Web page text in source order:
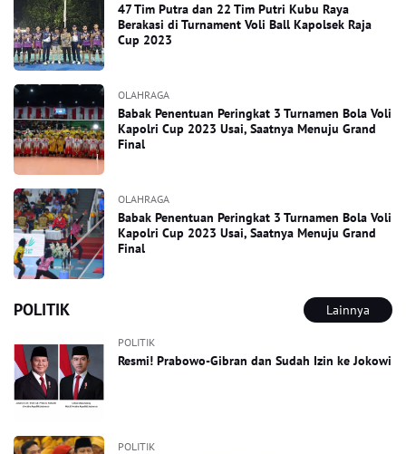
47 Tim Putra dan 22 Tim Putri Kubu Raya
Berakasi di Turnament Voli Ball Kapolsek Raja
Cup 2023
OLAHRAGA
Babak Penentuan Peringkat 3 Turnamen Bola Voli
Kapolri Cup 2023 Usai, Saatnya Menuju Grand
Final
OLAHRAGA
Babak Penentuan Peringkat 3 Turnamen Bola Voli
Kapolri Cup 2023 Usai, Saatnya Menuju Grand
Final
POLITIK Lainnya
POLITIK
Resmi! Prabowo-Gibran dan Sudah Izin ke Jokowi
POLITIK